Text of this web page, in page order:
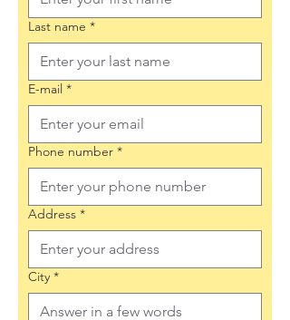
Last name *
E-mail *
Phone number *
Address *
City *